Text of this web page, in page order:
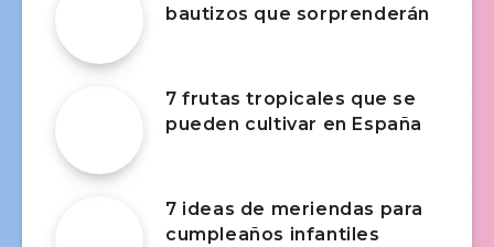
bautizos que sorprenderán
7 frutas tropicales que se
pueden cultivar en España
7 ideas de meriendas para
cumpleaños infantiles